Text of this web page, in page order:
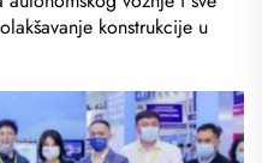
konstrukcije u